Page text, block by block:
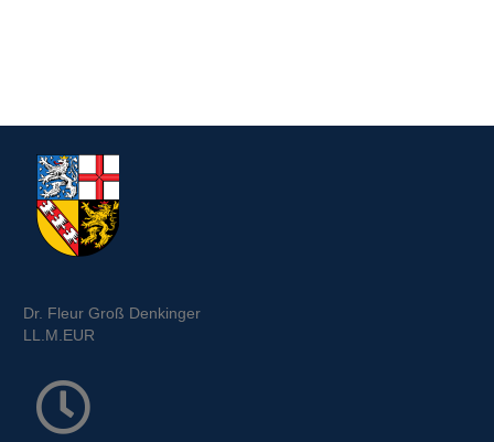
Dr. Fleur Groß Denkinger
LL.M.EUR